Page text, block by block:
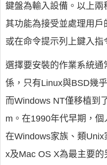
鍵盤為輸入設備。以上兩
其功能為接受並處理用戶
或在命令提示列上鍵入指
選擇要安裝的作業系統通
係，只有Linux與BSD幾
而Windows NT僅移植到
m。在1990年代早期，
在Windows家族、類
x及Mac OS X為最主要的